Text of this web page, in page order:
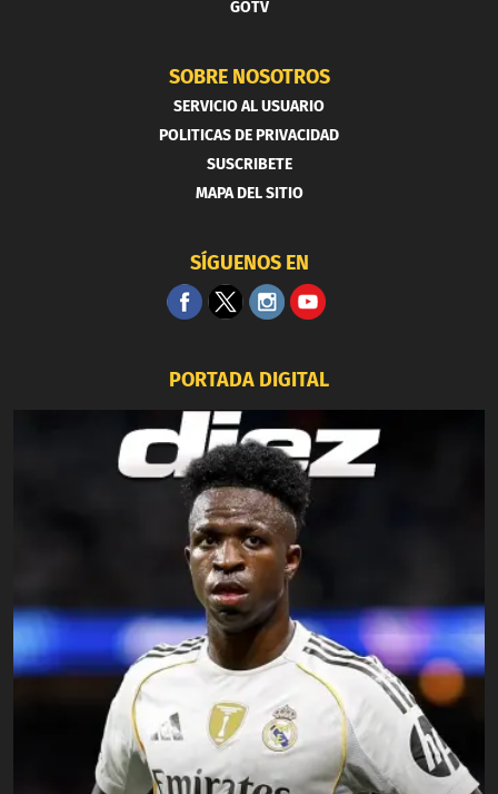
GOTV
SOBRE NOSOTROS
SERVICIO AL USUARIO
POLITICAS DE PRIVACIDAD
SUSCRIBETE
MAPA DEL SITIO
SÍGUENOS EN
PORTADA DIGITAL